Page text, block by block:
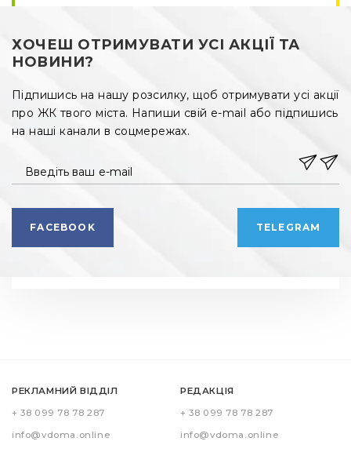
ХОЧЕШ ОТРИМУВАТИ УСІ АКЦІЇ ТА
НОВИНИ?
Підпишись на нашу розсилку, щоб отримувати усі акції
про ЖК твого міста. Напиши свій e-mail або підпишись
на наші канали в соцмережах.
Введіть ваш e-mail
FACEBOOK TELEGRAM
РЕКЛАМНИЙ ВІДДІЛ
+ 38 099 78 78 287
info@vdoma.online
РЕДАКЦІЯ
+ 38 099 78 78 287
info@vdoma.online